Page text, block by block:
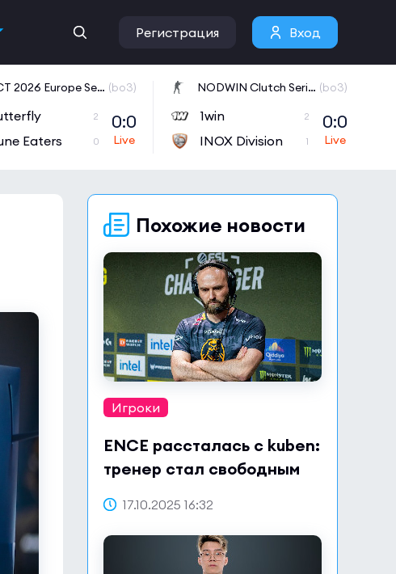
Регистрация Вход
CCT 2026 Europe Series 6 (bo3)
2
Eaters 0
0:0
NODWIN Clutch Series 10 (bo3)
1win 2
INOX Division 1
0:0
Похожие новости
Игроки
ENCE рассталась с kuben:
тренер стал свободным
17.10.2025 16:32